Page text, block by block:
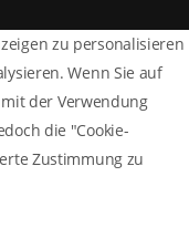
zu personalisieren
Wenn Sie auf
der Verwendung
die "Cookie-
Zustimmung zu